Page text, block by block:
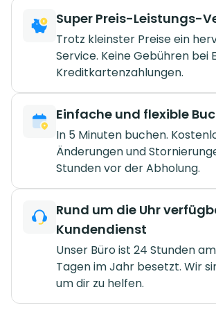
Super Preis-Leistungs-
Trotz kleinster Preise ein
Service. Keine Gebühren bei
Kreditkartenzahlungen.
Einfache und flexible
In 5 Minuten buchen.
Änderungen und
Stunden vor der Abholung.
Rund um die Uhr
Kundendienst
Unser Büro ist 24 Stunden
Tagen im Jahr besetzt. Wir
um dir zu helfen.